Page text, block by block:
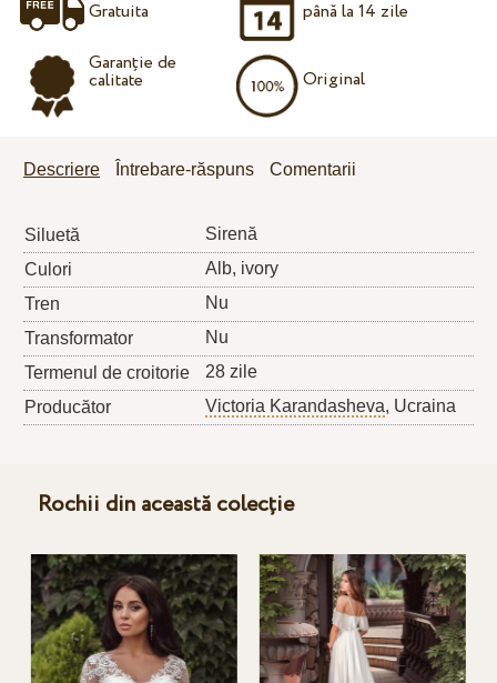
Gratuita
Garanție de
calitate
până la 14 zile
Original
Descriere Întrebare-răspuns Comentarii
Siluetă
Sirenă
Culori
Alb, ivory
Tren
Nu
Transformator
Nu
Termenul de croitorie
28 zile
Producător
Victoria Karandasheva, Ucraina
Rochii din această colecție